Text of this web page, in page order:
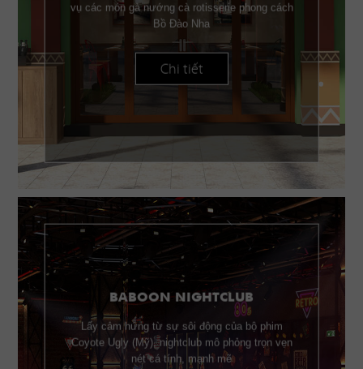
vụ các món gà nướng cà rotisserie phong cách
Bồ Đào Nha
Chi tiết
BABOON NIGHTCLUB
Lấy cảm hứng từ sự sôi động của bộ phim
Coyote Ugly (Mỹ), nightclub mô phỏng trọn vẹn
nét cá tính, mạnh mẽ